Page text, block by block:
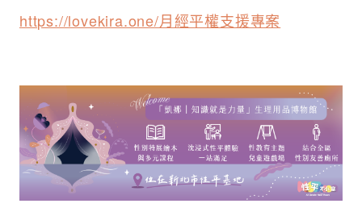
https://lovekira.one/月經平權支援專案